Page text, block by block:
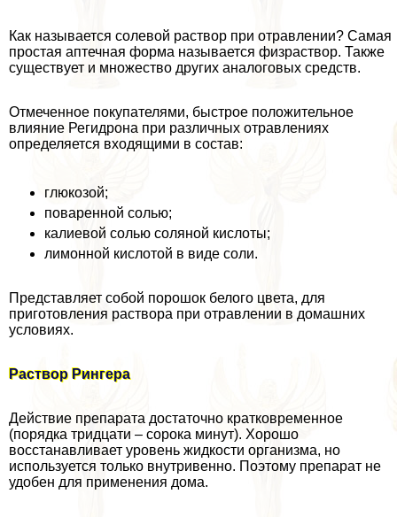
Как называется солевой раствор при отравлении? Самая
простая аптечная форма называется физраствор. Также
существует и множество других аналоговых средств.
Отмеченное покупателями, быстрое положительное
влияние Регидрона при различных отравлениях
определяется входящими в состав:
глюкозой;
поваренной солью;
калиевой солью соляной кислоты;
лимонной кислотой в виде соли.
Представляет собой порошок белого цвета, для
приготовления раствора при отравлении в домашних
условиях.
Раствор Рингера
Действие препарата достаточно кратковременное
(порядка тридцати – сорока минут). Хорошо
восстанавливает уровень жидкости организма, но
используется только внутривенно. Поэтому препарат не
удобен для применения дома.